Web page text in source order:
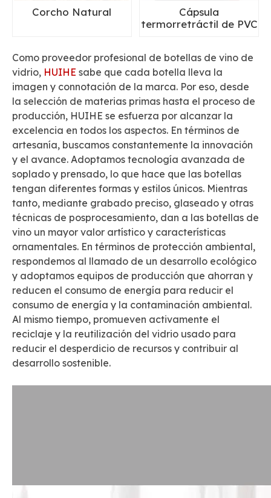
Corcho Natural
Cápsula
termorretráctil de PVC
Como proveedor profesional de botellas de vino de
vidrio, HUIHE sabe que cada botella lleva la
imagen y connotación de la marca. Por eso, desde
la selección de materias primas hasta el proceso de
producción, HUIHE se esfuerza por alcanzar la
excelencia en todos los aspectos. En términos de
artesanía, buscamos constantemente la innovación
y el avance. Adoptamos tecnología avanzada de
soplado y prensado, lo que hace que las botellas
tengan diferentes formas y estilos únicos. Mientras
tanto, mediante grabado preciso, glaseado y otras
técnicas de posprocesamiento, dan a las botellas de
vino un mayor valor artístico y características
ornamentales. En términos de protección ambiental,
respondemos al llamado de un desarrollo ecológico
y adoptamos equipos de producción que ahorran y
reducen el consumo de energía para reducir el
consumo de energía y la contaminación ambiental.
Al mismo tiempo, promueven activamente el
reciclaje y la reutilización del vidrio usado para
reducir el desperdicio de recursos y contribuir al
desarrollo sostenible.